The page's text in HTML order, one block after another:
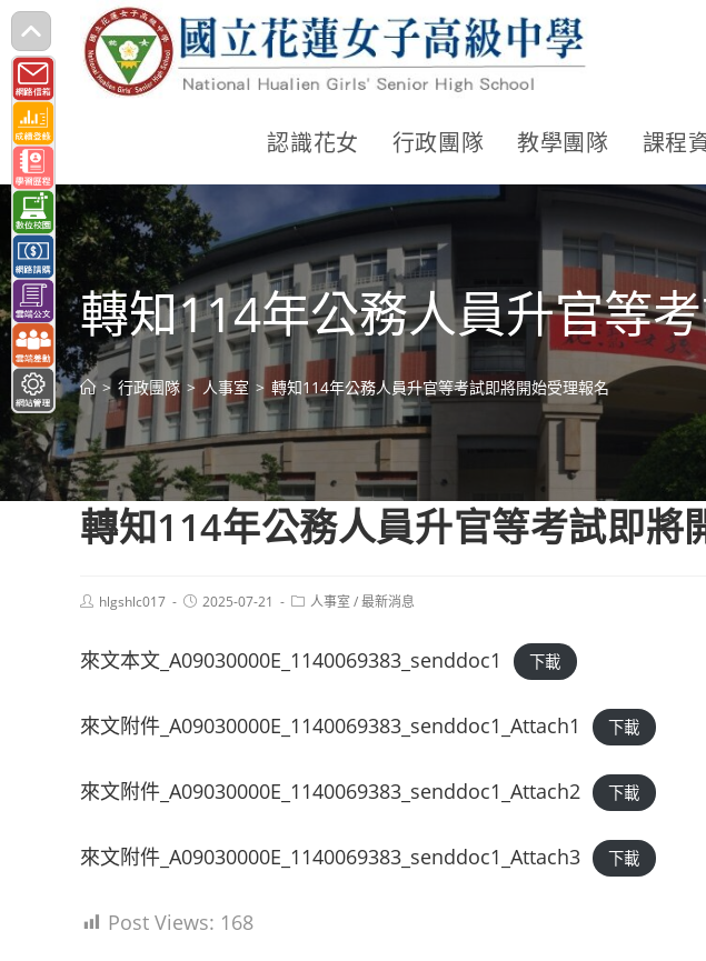
跳
轉
至
主
要
內
容
認識花女 行政團隊 教學團隊 課程
轉知114年公務人員升官等
> 行政團隊 > 人事室 > 轉知114年公務人員升官等考試即將開始受理報名
轉知114年公務人員升官等考試即將
Posthlgshlc017
Post2025-07-21
Post人事室 /最新消息
來文本文_A09030000E_1140069383_senddoc1 下載
來文附件_A09030000E_1140069383_senddoc1_Attach1 下載
來文附件_A09030000E_1140069383_senddoc1_Attach2 下載
來文附件_A09030000E_1140069383_senddoc1_Attach3 下載
Post Views: 168